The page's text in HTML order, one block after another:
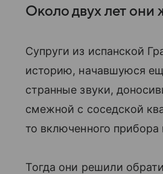
Около двух лет они
Супруги из испанской
историю, начавшуюся
странные звуки,
смежной с соседской
то включенного
Тогда они решили